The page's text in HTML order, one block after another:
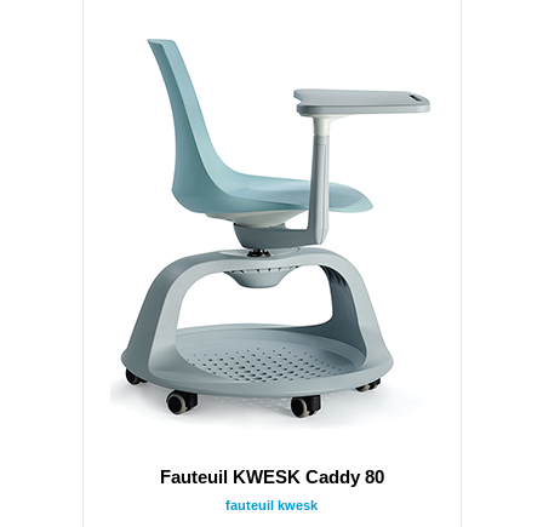
Fauteuil KWESK Caddy 80
fauteuil kwesk